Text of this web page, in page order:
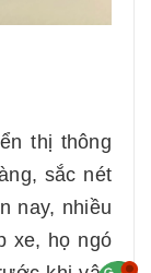
thị thông
sắc nét
nay, nhiều
xe, họ ngó